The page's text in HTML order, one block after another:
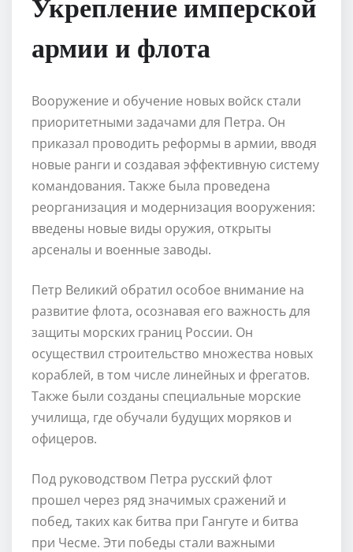
армии и флота
Вооружение и обучение новых войск стали
приоритетными задачами для Петра. Он
приказал проводить реформы в армии, вводя
новые ранги и создавая эффективную систему
командования. Также была проведена
реорганизация и модернизация вооружения:
введены новые виды оружия, открыты
арсеналы и военные заводы.
Петр Великий обратил особое внимание на
развитие флота, осознавая его важность для
защиты морских границ России. Он
осуществил строительство множества новых
кораблей, в том числе линейных и фрегатов.
Также были созданы специальные морские
училища, где обучали будущих моряков и
офицеров.
Под руководством Петра русский флот
прошел через ряд значимых сражений и
побед, таких как битва при Гангуте и битва
при Чесме. Эти победы стали важными